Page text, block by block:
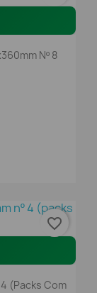
Nº 8
(packs Com
favorite_border